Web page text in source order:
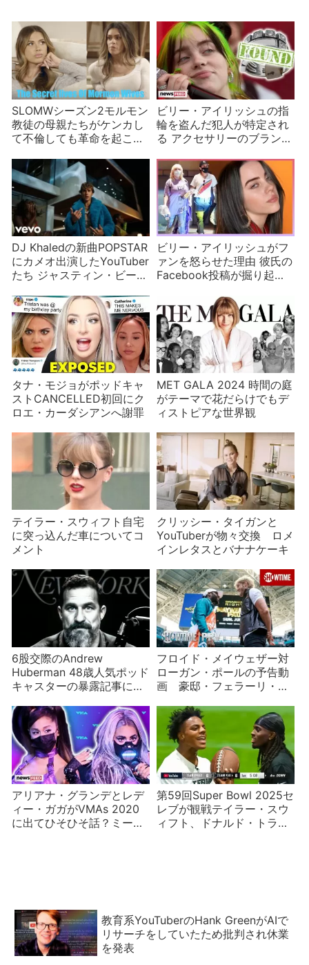
SLOMWシーズン2モルモン
教徒の母親たちがケンカし
て不倫しても革命を起こし
ビリー・アイリッシュの指
輪を盗んだ犯人が特定され
る アクセサリーのブランド
DJ Khaledの新曲POPSTAR
にカメオ出演したYouTuber
たち ジャスティン・ビーバ
ビリー・アイリッシュがフ
ァンを怒らせた理由 彼氏の
Facebook投稿が掘り起こ
タナ・モジョがポッドキャ
ストCANCELLED初回にク
ロエ・カーダシアンへ謝罪
MET GALA 2024 時間の庭
がテーマで花だらけでもデ
ィストピアな世界観
テイラー・スウィフト自宅
に突っ込んだ車についてコ
メント
クリッシー・タイガンと
YouTuberが物々交換 ロメ
インレタスとバナナケーキ
6股交際のAndrew
Huberman 48歳人気ポッド
キャスターの暴露記事に賛
フロイド・メイウェザー対
ローガン・ポールの予告動
画 豪邸・フェラーリ・バ
ウェザーの富を誇示するア
イテムが目白押し
アリアナ・グランデとレデ
ィー・ガガがVMAs 2020
に出てひそひそ話？ミーム
第59回Super Bowl 2025セ
レブが観戦テイラー・スウ
ィフト、ドナルド・トラン
教育系YouTuberのHank GreenがAIで
リサーチをしていたため批判され休業
を発表